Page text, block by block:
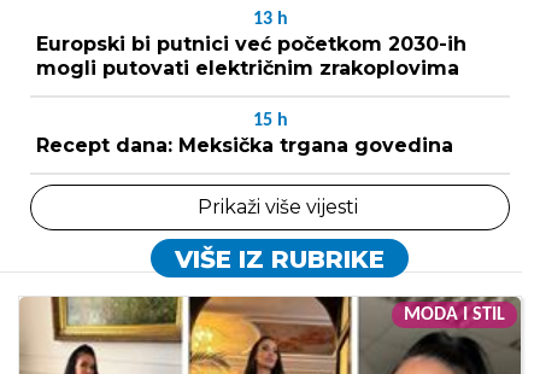
13 h
Europski bi putnici već početkom 2030-ih
mogli putovati električnim zrakoplovima
15 h
Recept dana: Meksička trgana govedina
Prikaži više vijesti
VIŠE IZ RUBRIKE
MODA I STIL